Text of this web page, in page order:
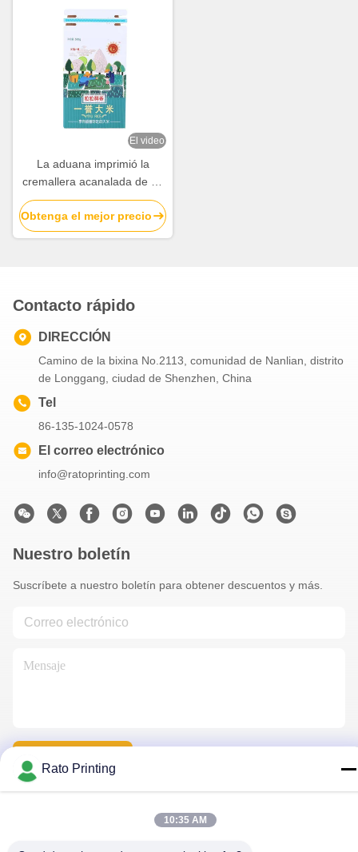
El video
La aduana imprimió la
cremallera acanalada de un
sólo recinto del paquete de
la comida encajona el
fabricante
Obtenga el mejor precio
Contacto rápido
DIRECCIÓN
Camino de la bixina No.2113, comunidad de Nanlian, distrito
de Longgang, ciudad de Shenzhen, China
Tel
86-135-1024-0578
El correo electrónico
info@ratoprinting.com
Nuestro boletín
Suscríbete a nuestro boletín para obtener descuentos y más.
Mapa del Sitio| China es buena. Calidad
Rato Printing
10:35 AM